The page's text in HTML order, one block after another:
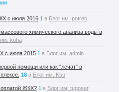
с июля 2016 1 в Блог им. potreb
химического анализа воды в
koha
с июля 2015 1 в Блог им. admin
помощи или как "лечат" в
18в Блог им. Ksu
оплатой ЖКХ? 1 в Блог им. tugoser